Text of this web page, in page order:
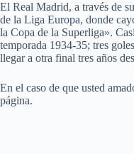
El Real Madrid, a través de
de la Liga Europa, donde
la Copa de la Superliga».
temporada 1934-35; tres
llegar a otra final tres años
En el caso de que usted
página.